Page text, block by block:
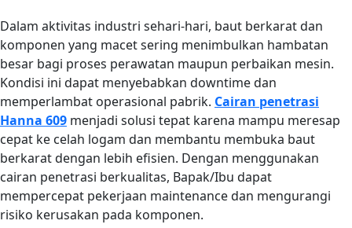
Dalam aktivitas industri sehari-hari, baut berkarat dan
komponen yang macet sering menimbulkan hambatan
besar bagi proses perawatan maupun perbaikan mesin.
Kondisi ini dapat menyebabkan downtime dan
memperlambat operasional pabrik. Cairan penetrasi
Hanna 609 menjadi solusi tepat karena mampu meresap
cepat ke celah logam dan membantu membuka baut
berkarat dengan lebih efisien. Dengan menggunakan
cairan penetrasi berkualitas, Bapak/Ibu dapat
mempercepat pekerjaan maintenance dan mengurangi
risiko kerusakan pada komponen.